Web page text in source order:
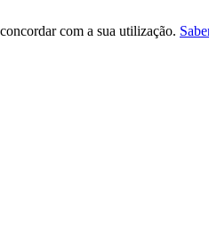
com a sua utilização.